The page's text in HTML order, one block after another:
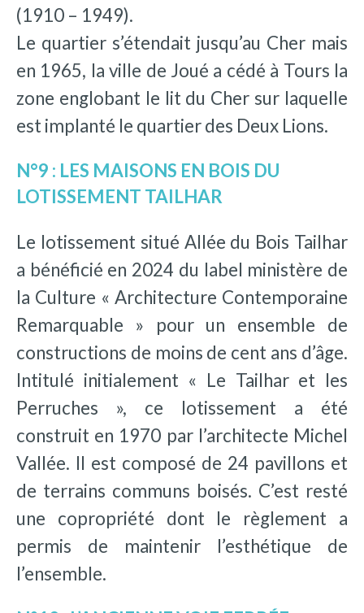
(1910 – 1949).
Le quartier s’étendait jusqu’au Cher mais
en 1965, la ville de Joué a cédé à Tours la
zone englobant le lit du Cher sur laquelle
est implanté le quartier des Deux Lions.
N°9 : LES MAISONS EN BOIS DU
LOTISSEMENT TAILHAR
Le lotissement situé Allée du Bois Tailhar
a bénéficié en 2024 du label ministère de
la Culture « Architecture Contemporaine
Remarquable » pour un ensemble de
constructions de moins de cent ans d’âge.
Intitulé initialement « Le Tailhar et les
Perruches », ce lotissement a été
construit en 1970 par l’architecte Michel
Vallée. Il est composé de 24 pavillons et
de terrains communs boisés. C’est resté
une copropriété dont le règlement a
permis de maintenir l’esthétique de
l’ensemble.